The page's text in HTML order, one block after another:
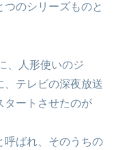
つのシリーズものと
、人形使いのジ
、テレビの深夜放送
タートさせたのが
呼ばれ、そのうちの